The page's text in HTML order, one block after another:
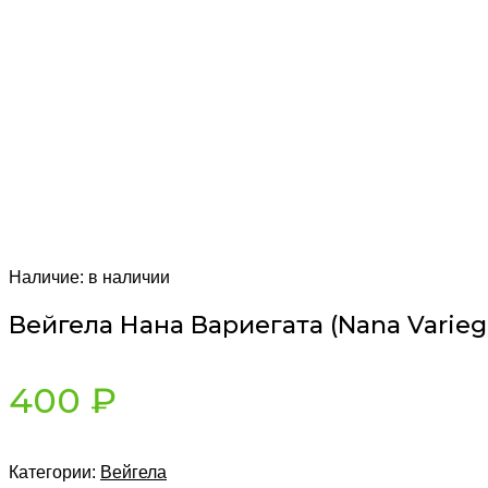
Наличие: в наличии
Вейгела Нана Вариегата (Nana
400 ₽
Категории: Вейгела